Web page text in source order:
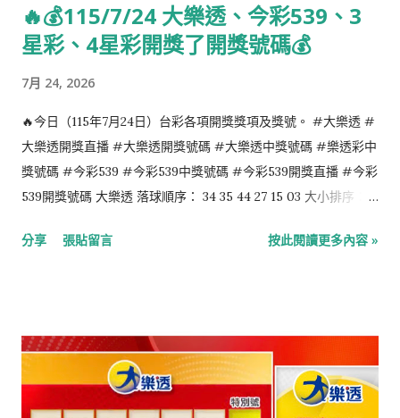
澳大利亞職業足球員 1985年：朱紫嬈，香港歌手 1986年：夏洛
特·卡西拉奇，摩納哥社交名流 1987年：金亨俊，韓國藝人 1989
本藝人 1992年：卡莉·克勞斯，美國模特兒 1993年：熊井友理
奈，日本藝人 梁麗幗，香港社會活動人士 1997年：侯明昊，中
國男歌手、演員 1999年：俞璉靜，韓國女子團體宇宙少女成員、
I.O.I前成員 8月3日 逝世的知名人物： 1460年：詹姆斯二世，蘇
格蘭國王（1430年出生） 1954年：科萊特，法國女作家（1873年
毓黻，中國歷史...
🔥💰115/7/24 大樂透、今彩539、3
星彩、4星彩開獎了開獎號碼💰
7月 24, 2026
🔥今日（115年7月24日）台彩各項開獎獎項及獎號。 #大樂透 #
大樂透開獎直播 #大樂透開獎號碼 #大樂透中獎號碼 #樂透彩中
獎號碼 #今彩539 #今彩539中獎號碼 #今彩539開獎直播 #今彩
539開獎號碼 大樂透 落球順序： 34 35 44 27 15 03 大小排序：
27 大小排序： 05 17 27 29 36 4星彩 3 1 0 8 3星彩 5 4 0
分享 張貼留言 按此閱讀更多內容 »